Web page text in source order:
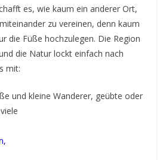
es, wie kaum ein anderer Ort,
zu vereinen, denn kaum
die Füße hochzulegen. Die Region
die Natur lockt einfach nach
mit:
und kleine Wanderer, geübte oder